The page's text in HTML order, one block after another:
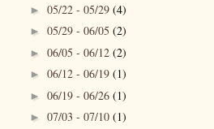
► 05/22 - 05/29 (4)
► 05/29 - 06/05 (2)
► 06/05 - 06/12 (2)
► 06/12 - 06/19 (1)
► 06/19 - 06/26 (1)
► 07/03 - 07/10 (1)